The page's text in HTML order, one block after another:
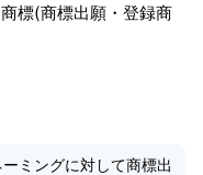
標(商標出願・登録商
ミングに対して商標出